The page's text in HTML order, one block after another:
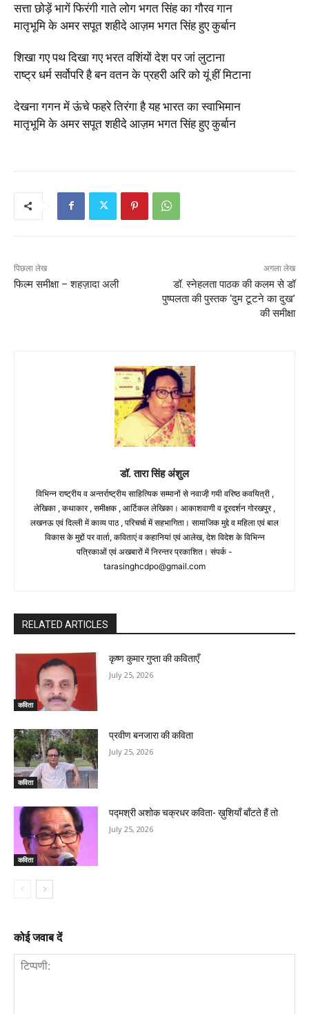
सत्ता छोड़ें भागें फिरंगी गाते लोग भगत सिंह का गौरव गान
मातृभूमि के अमर सपूत शहीदे आज़म भगत सिंह हुए कुर्बान
शिखा गए पथ दिखा गए भरत वशिंयों देश पर जां लुटाना
राष्ट्र धर्म सर्वोपरि है बन वतन के प्रहरी अरि को यूं हीं मिटाना
देखना गगन में ऊंचे फहरे तिरंगा है यह भारत का स्वाभिमान
मातृभूमि के अमर सपूत शहीदे आज़म भगत सिंह हुए कुर्बान
पिछला लेख
फिल्म समीक्षा – शहज़ादा अली
अगला लेख
डॉ. स्नेहलता पाठक की कलम से डॉ
पुष्पलता की पुस्तक ‘दुम टूटने का दुख’
की समीक्षा
डॉ. तारा सिंह अंशुल
विभिन्न राष्ट्रीय व अन्तर्राष्ट्रीय साहित्यिक सम्मानों से नवाजी़ गयी वरिष्ठ कवयित्री ,
लेखिका , कथाकार , समीक्षक , आर्टिकल लेखिका। आकाशवाणी व दूरदर्शन गोरखपुर ,
लखनऊ एवं दिल्ली में काव्य पाठ , परिचर्चा में सहभागिता। सामाजिक मुद्दे व महिला एवं बाल
विकास के मुद्दों पर वार्ता, कविताएं व कहानियां एवं आलेख, देश विदेश के विभिन्न
पत्रिकाओं एवं अखबारों में निरन्तर प्रकाशित। संपर्क -
tarasinghcdpo@gmail.com
RELATED ARTICLES
कविता
कृष्ण कुमार गुप्ता की कविताएँ
July 25, 2026
कविता
प्रवीण बनजारा की कविता
July 25, 2026
कविता
पद्मश्री अशोक चक्रधर कविता- ख़ुशियाँ बाँटते हैं तो
July 25, 2026
कोई जवाब दें